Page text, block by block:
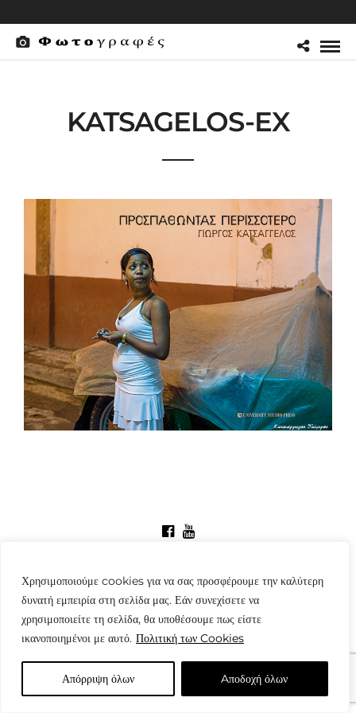
Χρησιμοποιούμε cookies για να σας προσφέρουμε την καλύτερη
δυνατή εμπειρία στη σελίδα μας. Εάν συνεχίσετε να
χρησιμοποιείτε τη σελίδα, θα υποθέσουμε πως είστε
ικανοποιημένοι με αυτό. Πολιτική των Cookies
Απόρριψη όλων Aποδοχή όλων
KATSAGELOS-EX